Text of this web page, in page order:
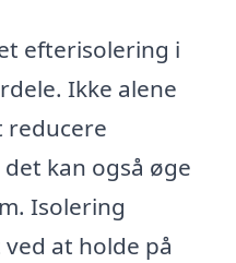
efterisolering i
Ikke alene
reducere
kan også øge
Isolering
at holde på